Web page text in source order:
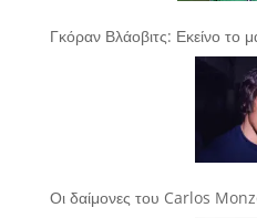
Γκόραν Βλάοβιτς: Εκείνο το
Οι δαίμονες του Carlos